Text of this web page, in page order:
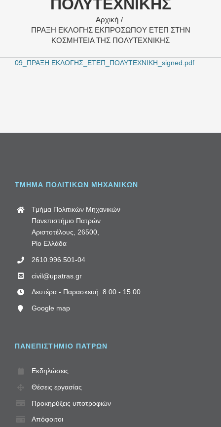
ΠΟΛΥΤΕΧΝΙΚΗΣ
Αρχική
ΠΡΑΞΗ ΕΚΛΟΓΗΣ ΕΚΠΡΟΣΩΠΟΥ ΕΤΕΠ ΣΤΗΝ
ΚΟΣΜΗΤΕΙΑ ΤΗΣ ΠΟΛΥΤΕΧΝΙΚΗΣ
09_ΠΡΑΞΗ ΕΚΛΟΓΗΣ_ΕΤΕΠ_ΠΟΛΥΤΕΧΝΙΚΗ_signed.pdf
ΤΜΗΜΑ ΠΟΛΙΤΙΚΩΝ ΜΗΧΑΝΙΚΩΝ
Τμήμα Πολιτικών Μηχανικών
Πανεπιστήμιο Πατρών
Αριστοτέλους, 26500,
Ρίο Ελλάδα
2610.996.501-04
civil@upatras.gr
Δευτέρα - Παρασκευή: 8:00 - 15:00
Google map
ΠΑΝΕΠΙΣΤΗΜΙΟ ΠΑΤΡΩΝ
Εκδηλώσεις
Θέσεις εργασίας
Προκηρύξεις υποτροφιών
Απόφοιτοι